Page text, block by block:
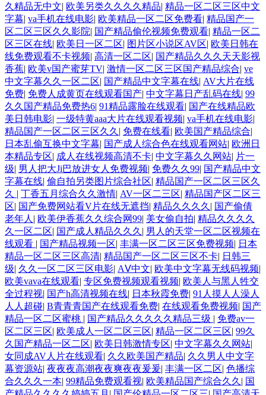
久精品无中文| 欧美另类久久久久精品| 精品一区二区三区中文
字幕| va手机在线电影| 欧美精品一区二区免费看| 精品国产一
区二区三区久久影院| 国产精品偷伦视频免费观看| 精品一区二
区三区在线| 欧美日一区二区| 图片区小说区AV区| 欧美日韩在
线免费观看不卡视频| 高清一区二区| 国产精品久久久天天影视
香蕉| 欧美v国产蜜芽TV| 激情一区二区三区国产精品综合| ve
中文字幕久久一区二区| 国产精品中文字幕在线| AV大片在线
免费| 免费人成黄页在线观看国产| 中文字幕日产乱码在线| 99
久久国产精品免费热6| 91精品露脸在线观看| 国产在线精品欧
美日韩电影| 一级特黄aaa大片在线观看视频| va手机在线电影|
精品国产一区二区三区久久 | 免费在线看| 欧美国产精品综合|
日本乱偷互换中文字幕| 国产成人综合色在线观看网站| 欧洲日
本精品专区| 成人在线视频高清不卡| 中文字幕久久网站| 片一
级| 男人把大Ji巴放进女人免费视频| 免费久久99| 国产精品中文
字幕在线| 偷自拍另类图片综合社区| 精品国产一区二区三区久
久 | 丁香五月综合久久激情| AV一区二三区| 精品国产区二区三
区| 国产免费网站看V片在线无遮挡| 精品久久久久 | 国产偷倩
老年人 | 欧美伊香蕉久久综合网99| 美女偷自拍| 精品久久久久
久一区二区| 国产成人精品久久久 | 男人的天堂一区二区视频在
线观看 | 国产精品视频一区| 丰满一区二区三区免费视频| 日本
精品一区二区三区高清| 精品国产一区二区三区不卡| 日韩三
级| 久久一区二区三区电影| AⅤ中文| 欧美中文字幕无线码视频|
欧美vava在线观看| 专区免费视频观看视频| 欧美人与黑人牲交
全过程视| 国产h高清视频在线| 日本秋霞免费| 91人摸人人澡人
人人超碰| B青青青国产在线观看免费| 在线观看免费视频| 国产
精品一区二区蜜桃 | 国产精品久久久久久精品三级 | 免费av一
区二区三区| 欧美成人一区二区三区| 精品一区二区三区| 99久
久国产精品一区二区| 欧美日韩激情专区| 中文字幕久久网站|
女同成AV人片在线观看| 久久欧美国产精品| 久久男人中文字
幕资源站| 夜夜夜高潮夜夜爽夜夜爰爰| 丰满一区二区| 色播综
合久久久一本| 99精品免费观看视| 欧美精品国产综合久久 | 国